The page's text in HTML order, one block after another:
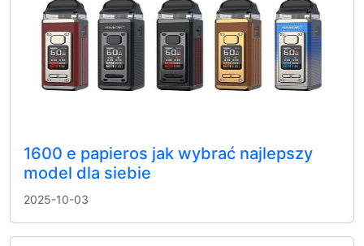
1600 e papieros jak wybrać najlepszy
model dla siebie
2025-10-03